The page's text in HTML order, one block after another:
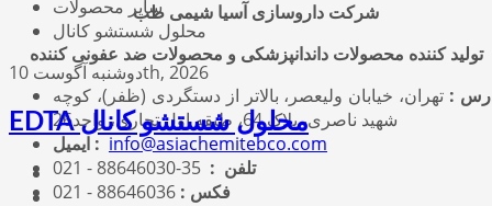
شرکت داروسازی آسیا شیمی طب
تولید کننده محصولات داندانپزشکی و محصولات ضد عفونی کننده
: تهران، خیابان ولیعصر، بالاتر از دستگردی (ظفر)، کوچه
شهید ناصری، پلاک 64، طبقه اول تجاری، واحد26
ایمیل : info@asiachemitebco.com
تلفن :
فکس :
سایر محصولات
محلول شستشو کانال
دوشنبه آگوست 10th, 2026
EDTA محلول شستشو کانال